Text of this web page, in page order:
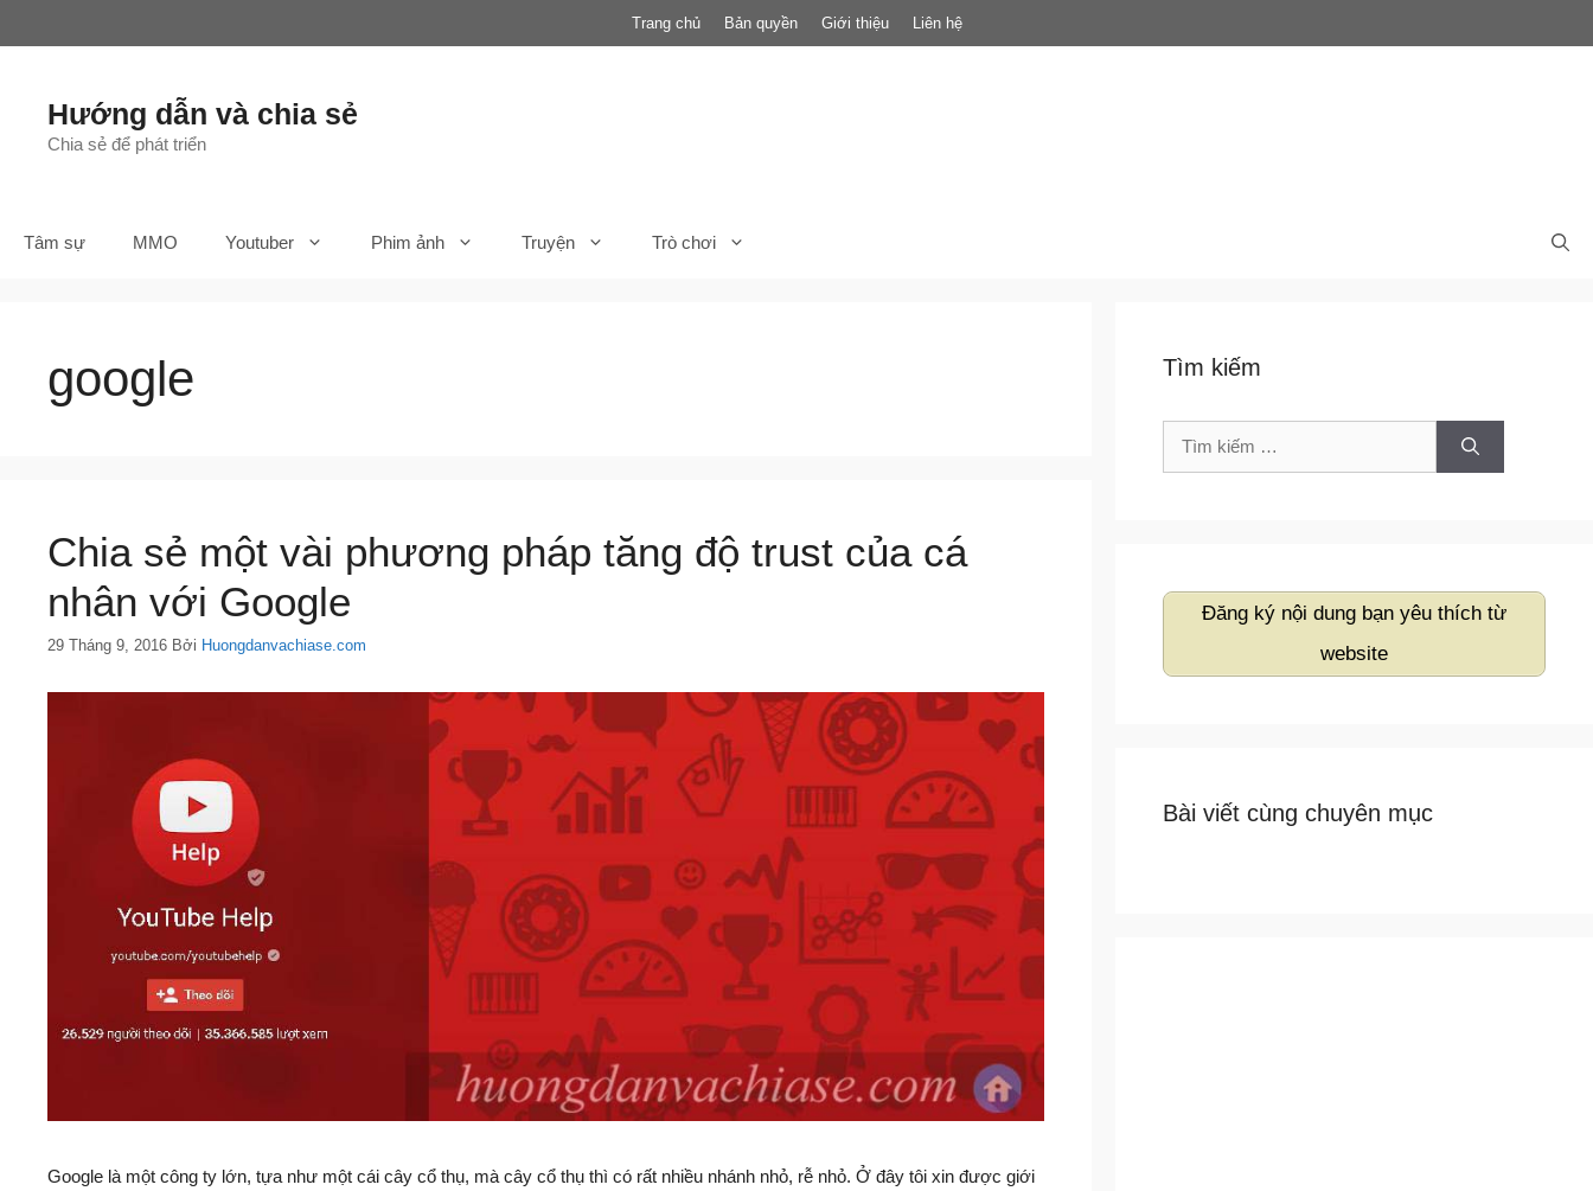
Trang chủ Bản quyền Giới thiệu Liên hệ
Hướng dẫn và chia sẻ
Chia sẻ để phát triển
Tâm sự MMO Youtuber Phim ảnh Truyện Trò chơi
google
Chia sẻ một vài phương pháp tăng độ trust của cá
nhân với Google
29 Tháng 9, 2016 Bởi Huongdanvachiase.com
Google là một công ty lớn, tựa như một cái cây cổ thụ, mà cây cổ thụ thì có rất nhiều nhánh nhỏ, rễ nhỏ. Ở đây tôi xin được giới
Tìm kiếm
Tìm
Đăng ký nội dung bạn yêu thích từ
website
Bài viết cùng chuyên mục